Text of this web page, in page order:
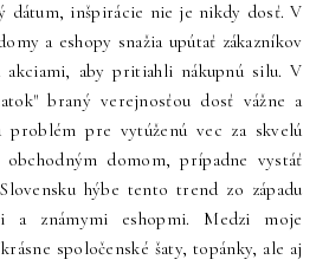
dátum, inšpirácie nie je nikdy dosť. V
a eshopy snažia upútať zákazníkov
akciami, aby pritiahli nákupnú silu. V
braný verejnosťou dosť vážne a
problém pre vytúženú vec za skvelú
domom, prípadne vystáť
hýbe tento trend zo západu
a známymi eshopmi. Medzi moje
spoločenské šaty, topánky, ale aj